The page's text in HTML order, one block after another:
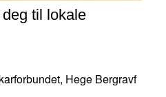
til lokale
Hege Bergravf